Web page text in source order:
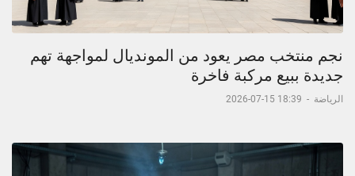
نجم منتخب مصر يعود من المونديال لمواجهة تهم
جديدة ببيع مركبة فاخرة
الرياضة -
18:39 15-07-2026